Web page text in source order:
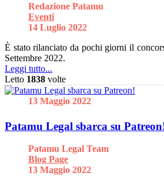
Redazione Patamu
Eventi
14 Luglio 2022
È stato rilanciato da pochi giorni il
Settembre 2022.
Leggi tutto...
Letto 1838 volte
13 Maggio 2022
Patamu Legal sbarca su
Patamu Legal Team
Blog Page
13 Maggio 2022